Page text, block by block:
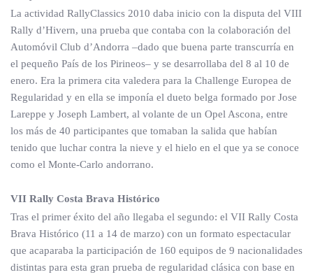
La actividad RallyClassics 2010 daba inicio con la disputa del VIII
Rally d’Hivern, una prueba que contaba con la colaboración del
Automóvil Club d’Andorra –dado que buena parte transcurría en
el pequeño País de los Pirineos– y se desarrollaba del 8 al 10 de
enero. Era la primera cita valedera para la Challenge Europea de
Regularidad y en ella se imponía el dueto belga formado por Jose
Lareppe y Joseph Lambert, al volante de un Opel Ascona, entre
los más de 40 participantes que tomaban la salida que habían
tenido que luchar contra la nieve y el hielo en el que ya se conoce
como el Monte-Carlo andorrano.
VII Rally Costa Brava Histórico
Tras el primer éxito del año llegaba el segundo: el VII Rally Costa
Brava Histórico (11 a 14 de marzo) con un formato espectacular
que acaparaba la participación de 160 equipos de 9 nacionalidades
distintas para esta gran prueba de regularidad clásica con base en